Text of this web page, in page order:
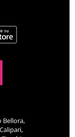
Bellora,